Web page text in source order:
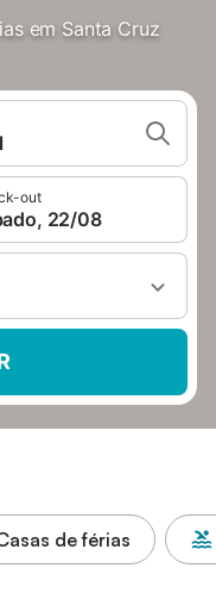
em Santa Cruz
out
22/08
de férias